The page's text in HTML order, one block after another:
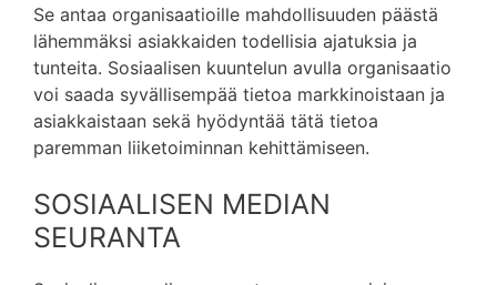
Se antaa organisaatioille mahdollisuuden päästä
lähemmäksi asiakkaiden todellisia ajatuksia ja
tunteita. Sosiaalisen kuuntelun avulla organisaatio
voi saada syvällisempää tietoa markkinoistaan ja
asiakkaistaan sekä hyödyntää tätä tietoa
paremman liiketoiminnan kehittämiseen.
SOSIAALISEN MEDIAN
SEURANTA